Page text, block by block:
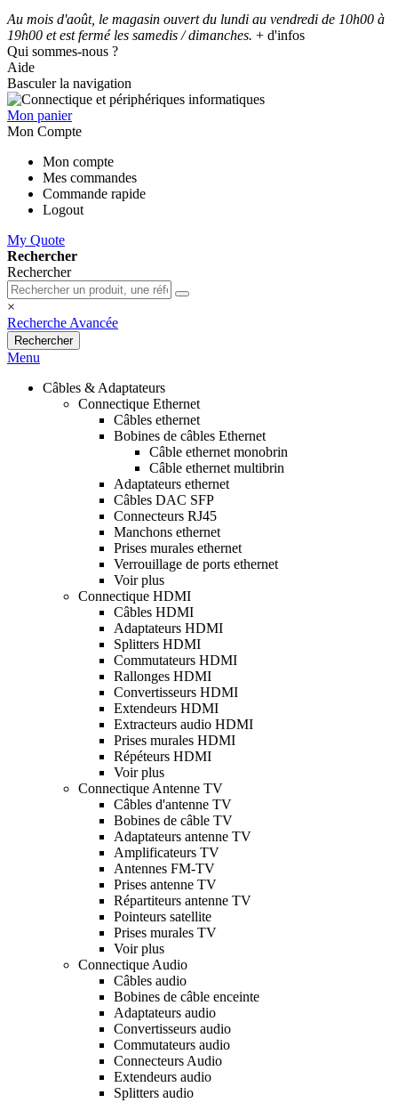
Au mois d'août, le magasin ouvert du lundi au vendredi de 10h00 à
19h00 et est fermé les samedis / dimanches. + d'infos
Qui sommes-nous ?
Aide
Basculer la navigation
Mon panier
Mon Compte
Mon compte
Mes commandes
Commande rapide
Logout
My Quote
Rechercher
Rechercher
×
Recherche Avancée
Rechercher
Menu
Câbles & Adaptateurs
Connectique Ethernet
Câbles ethernet
Bobines de câbles Ethernet
Câble ethernet monobrin
Câble ethernet multibrin
Adaptateurs ethernet
Câbles DAC SFP
Connecteurs RJ45
Manchons ethernet
Prises murales ethernet
Verrouillage de ports ethernet
Voir plus
Connectique HDMI
Câbles HDMI
Adaptateurs HDMI
Splitters HDMI
Commutateurs HDMI
Rallonges HDMI
Convertisseurs HDMI
Extendeurs HDMI
Extracteurs audio HDMI
Prises murales HDMI
Répéteurs HDMI
Voir plus
Connectique Antenne TV
Câbles d'antenne TV
Bobines de câble TV
Adaptateurs antenne TV
Amplificateurs TV
Antennes FM-TV
Prises antenne TV
Répartiteurs antenne TV
Pointeurs satellite
Prises murales TV
Voir plus
Connectique Audio
Câbles audio
Bobines de câble enceinte
Adaptateurs audio
Convertisseurs audio
Commutateurs audio
Connecteurs Audio
Extendeurs audio
Splitters audio